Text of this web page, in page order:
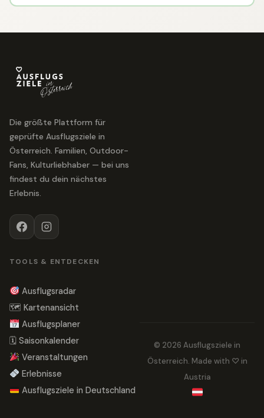
Die größte Plattform für
geprüfte Ausflugsziele in
Österreich. Familien, Outdoor-
Fans, Kulturliebhaber — bei uns
findest du dein nächstes
Erlebnis.
TOOLS & ENTDECKEN
Ausflugsradar
🗺 Kartenansicht
Ausflugsplaner
🗓 Saisonkalender
Veranstaltungen
Erlebnisse
Ausflugsziele in Deutschland
© 2026 Ausflugsziele in
Österreich. Made with ♡ in
Austria